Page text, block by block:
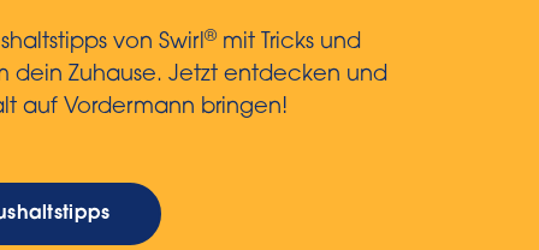
von Swirl®mit Tricks und
dein Zuhause. Jetzt entdecken und
auf Vordermann bringen!